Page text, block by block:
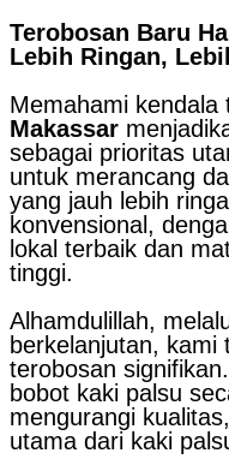
Terobosan Baru
Lebih Ringan,
Memahami kendala
Makassar
sebagai prioritas
untuk merancang
yang jauh lebih
konvensional,
lokal terbaik dan
tinggi.
Alhamdulillah,
berkelanjutan, kami
terobosan
bobot kaki palsu
mengurangi
utama dari kaki